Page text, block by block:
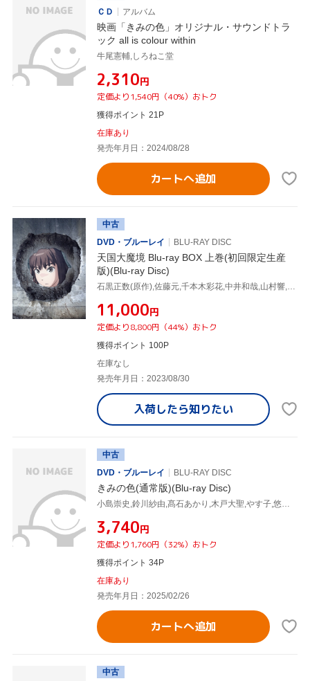
ＣＤ
アルバム
映画「きみの色」オリジナル・サウンドトラ
ック all is colour within
牛尾憲輔,しろねこ堂
¥2,310円
定価より1,540円（40%）おトク
獲得ポイント 21P
在庫あり
発売年月日：2024/08/28
カートへ追加
中古
DVD・ブルーレイ
BLU-RAY DISC
天国大魔境 Blu-ray BOX 上巻(初回限定生産
版)(Blu-ray Disc)
¥11,000円
定価より8,800円（44%）おトク
獲得ポイント 100P
在庫なし
発売年月日：2023/08/30
入荷したら知りたい
中古
DVD・ブルーレイ
BLU-RAY DISC
きみの色(通常版)(Blu-ray Disc)
¥3,740円
定価より1,760円（32%）おトク
獲得ポイント 34P
在庫あり
発売年月日：2025/02/26
カートへ追加
中古